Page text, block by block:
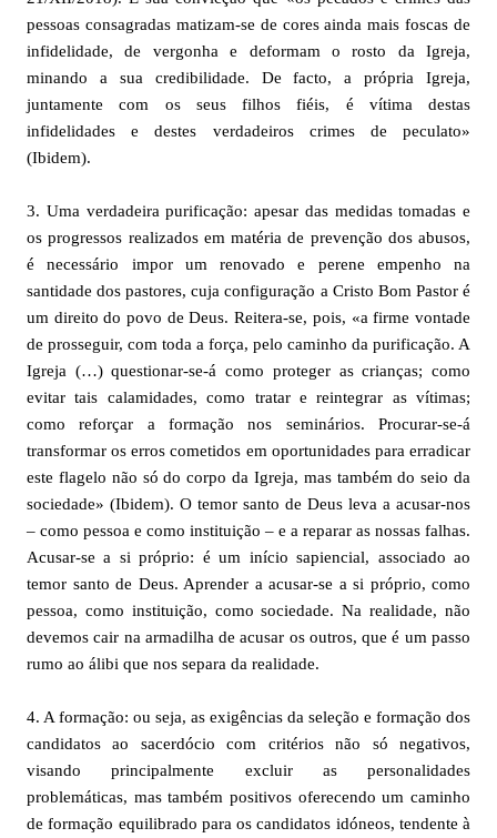
pessoas consagradas matizam-se de cores ainda mais foscas de
infidelidade, de vergonha e deformam o rosto da Igreja,
minando a sua credibilidade. De facto, a própria Igreja,
juntamente com os seus filhos fiéis, é vítima destas
infidelidades e destes verdadeiros crimes de peculato»
(Ibidem).
3. Uma verdadeira purificação: apesar das medidas tomadas e
os progressos realizados em matéria de prevenção dos abusos,
é necessário impor um renovado e perene empenho na
santidade dos pastores, cuja configuração a Cristo Bom Pastor é
um direito do povo de Deus. Reitera-se, pois, «a firme vontade
de prosseguir, com toda a força, pelo caminho da purificação. A
Igreja (…) questionar-se-á como proteger as crianças; como
evitar tais calamidades, como tratar e reintegrar as vítimas;
como reforçar a formação nos seminários. Procurar-se-á
transformar os erros cometidos em oportunidades para erradicar
este flagelo não só do corpo da Igreja, mas também do seio da
sociedade» (Ibidem). O temor santo de Deus leva a acusar-nos
– como pessoa e como instituição – e a reparar as nossas falhas.
Acusar-se a si próprio: é um início sapiencial, associado ao
temor santo de Deus. Aprender a acusar-se a si próprio, como
pessoa, como instituição, como sociedade. Na realidade, não
devemos cair na armadilha de acusar os outros, que é um passo
rumo ao álibi que nos separa da realidade.
4. A formação: ou seja, as exigências da seleção e formação dos
candidatos ao sacerdócio com critérios não só negativos,
visando principalmente excluir as personalidades
problemáticas, mas também positivos oferecendo um caminho
de formação equilibrado para os candidatos idóneos, tendente à